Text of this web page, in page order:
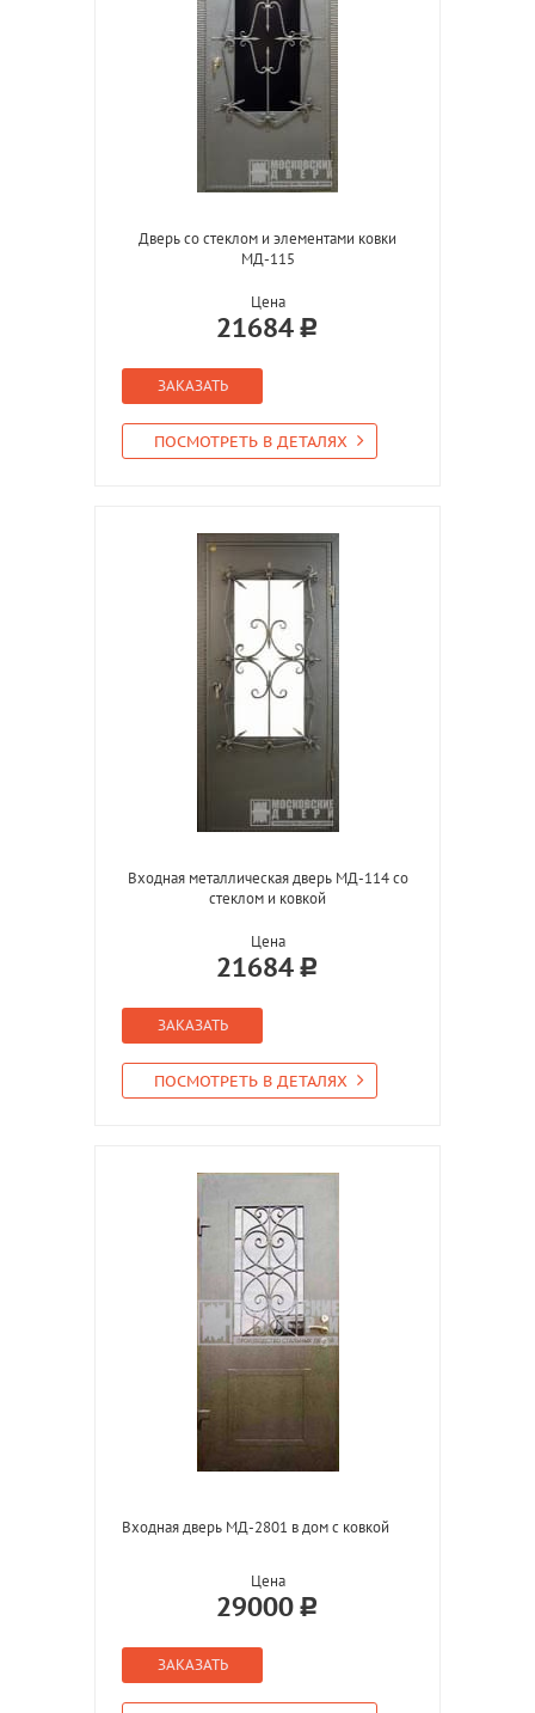
Дверь со стеклом и элементами ковки
МД-115
Цена
21684
ЗАКАЗАТЬ
ПОСМОТРЕТЬ В ДЕТАЛЯХ
Входная металлическая дверь МД-114 со
стеклом и ковкой
Цена
21684
ЗАКАЗАТЬ
ПОСМОТРЕТЬ В ДЕТАЛЯХ
Входная дверь МД-2801 в дом с ковкой
Цена
29000
ЗАКАЗАТЬ